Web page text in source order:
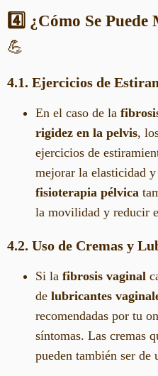
4️⃣ ¿Cómo Se
💪
4.1. Ejercicios de
En el caso de la
rigidez en la pelvis,
ejercicios de
mejorar la elasticidad
fisioterapia pélvica
la movilidad y reducir
4.2. Uso de Cremas y
Si la fibrosis vaginal
de lubricantes
recomendadas por tu
síntomas. Las cremas
pueden también ser de